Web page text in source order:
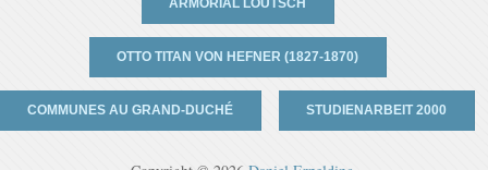
ARMORIAL LOUTSCH
OTTO TITAN VON HEFNER (1827-1870)
COMMUNES AU GRAND-DUCHÉ STUDIENARBEIT 2000